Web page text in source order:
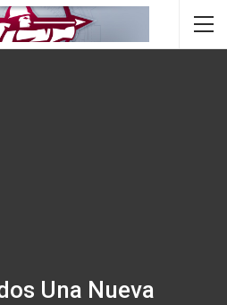
Una Nueva